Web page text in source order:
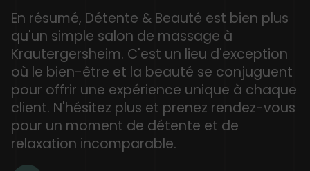
En résumé, Détente & Beauté est bien plus
qu'un simple salon de massage à
Krautergersheim. C'est un lieu d'exception
où le bien-être et la beauté se conjuguent
pour offrir une expérience unique à chaque
client. N'hésitez plus et prenez rendez-vous
pour un moment de détente et de
relaxation incomparable.